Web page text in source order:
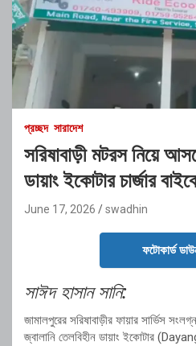
প্রচ্ছদ সারাদেশ
সরিষাবাড়ী মটরস নিয়ে
ডায়াং ইকোটার চার্জার
June 17, 2026 swadhin
ফটোকার্ড
সাঈদ হাসান সানি:
জামালপুরের সরিষাবাড়ীর ফায়ার সার্ভিস
জ্বালানি তেলবিহীন ডায়াং ইকোটার